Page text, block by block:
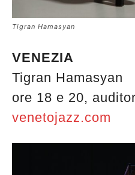
Tigran Hamasyan
VENEZIA
Tigran Hamasyan
ore 18 e 20,
venetojazz.com